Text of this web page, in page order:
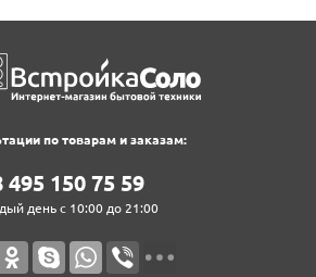
по товарам и заказам:
4‍9‍5‍ 1‍5‍0‍ 7‍5‍ 5‍9‍
день с 10:00 до 21:00